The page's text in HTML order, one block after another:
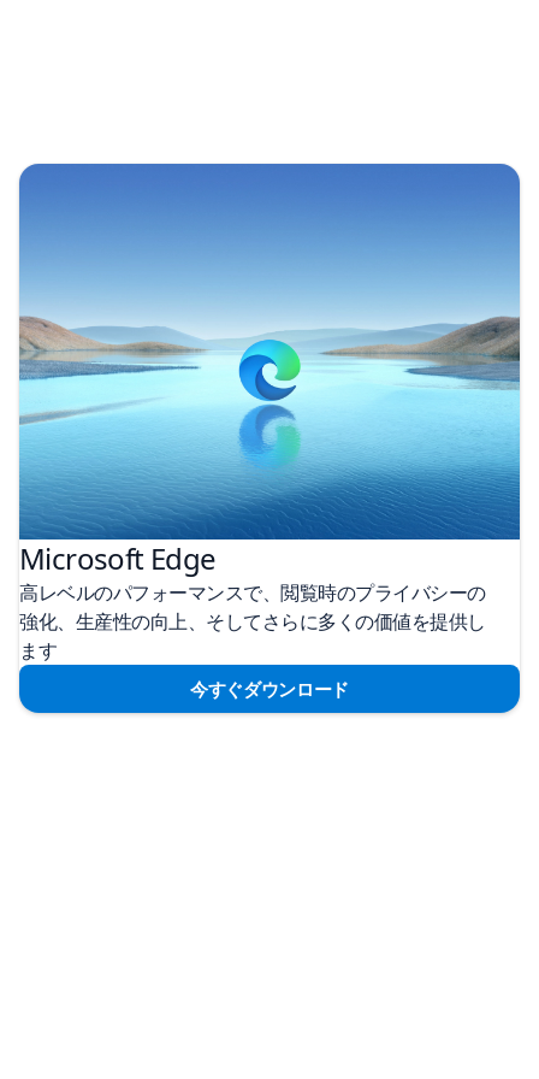
Microsoft Edge
高レベルのパフォーマンスで、閲覧時のプライバシーの
強化、生産性の向上、そしてさらに多くの価値を提供し
ます
今すぐダウンロード